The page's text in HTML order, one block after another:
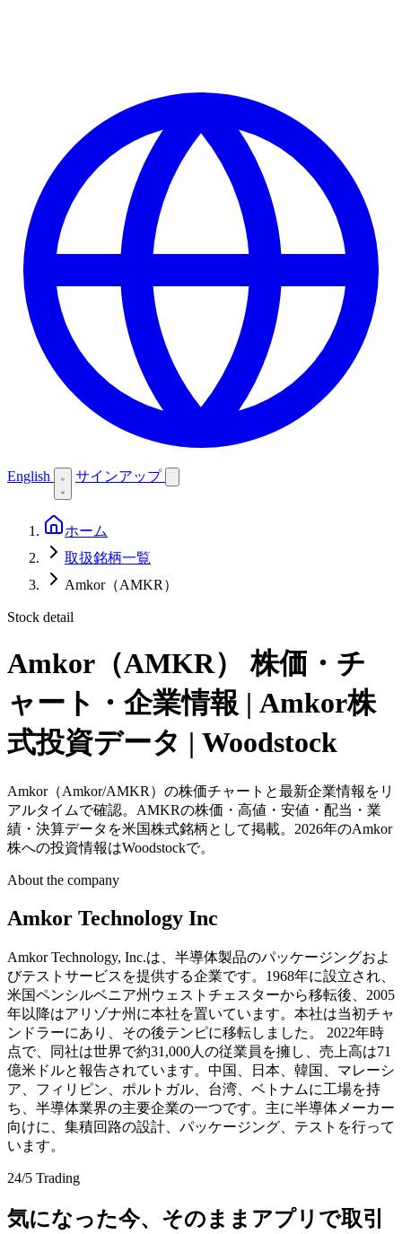
English サインアップ
ホーム
取扱銘柄一覧
Amkor（AMKR）
Stock detail
Amkor（AMKR）
株価・チ
ャート・企業情報 | Amkor株
式投資データ | Woodstock
Amkor（Amkor/AMKR）の株価チャートと最新企業情報をリ
アルタイムで確認。AMKRの株価・高値・安値・配当・業
績・決算データを米国株式銘柄として掲載。2026年のAmkor
株への投資情報はWoodstockで。
About the company
Amkor Technology Inc
Amkor Technology, Inc.は、半導体製品のパッケージングおよ
びテストサービスを提供する企業です。1968年に設立され、
米国ペンシルベニア州ウェストチェスターから移転後、2005
年以降はアリゾナ州に本社を置いています。本社は当初チャ
ンドラーにあり、その後テンピに移転しました。 2022年時
点で、同社は世界で約31,000人の従業員を擁し、売上高は71
億米ドルと報告されています。中国、日本、韓国、マレーシ
ア、フィリピン、ポルトガル、台湾、ベトナムに工場を持
ち、半導体業界の主要企業の一つです。主に半導体メーカー
向けに、集積回路の設計、パッケージング、テストを行って
います。
24/5 Trading
気になった今、そのままアプリで取引